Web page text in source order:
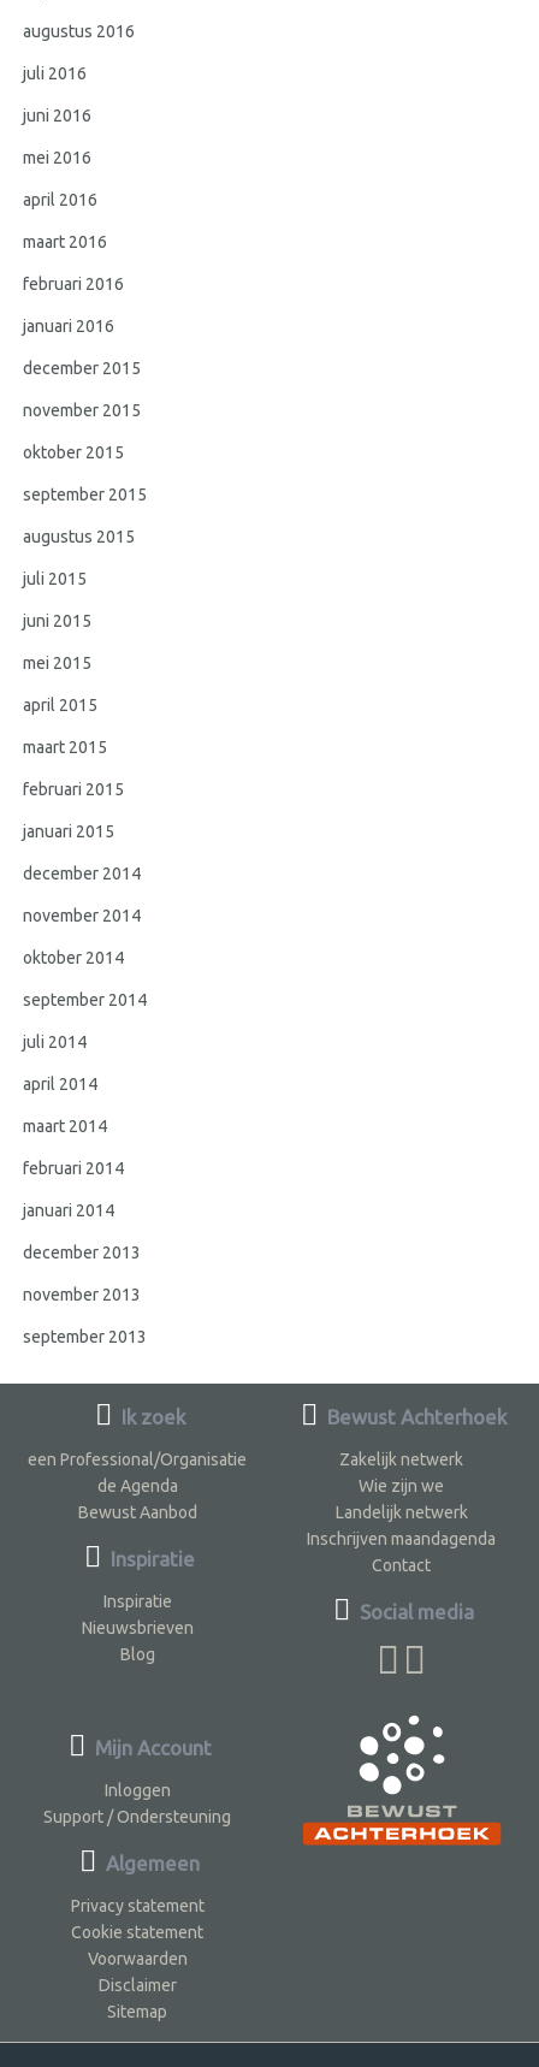
augustus 2016
juli 2016
juni 2016
mei 2016
april 2016
maart 2016
februari 2016
januari 2016
december 2015
november 2015
oktober 2015
september 2015
augustus 2015
juli 2015
juni 2015
mei 2015
april 2015
maart 2015
februari 2015
januari 2015
december 2014
november 2014
oktober 2014
september 2014
juli 2014
april 2014
maart 2014
februari 2014
januari 2014
december 2013
november 2013
september 2013
Ik zoek
een Professional/Organisatie
de Agenda
Bewust Aanbod
Inspiratie
Inspiratie
Nieuwsbrieven
Blog
Bewust Achterhoek
Zakelijk netwerk
Wie zijn we
Landelijk netwerk
Inschrijven maandagenda
Contact
Social media
Mijn Account
Inloggen
Support / Ondersteuning
Algemeen
Privacy statement
Cookie statement
Voorwaarden
Disclaimer
Sitemap